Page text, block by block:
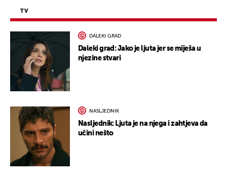
TV
DALEKI GRAD
Daleki grad: Jako je ljuta jer se miješa u
njezine stvari
NASLJEDNIK
Nasljednik: Ljuta je na njega i zahtjeva da
učini nešto